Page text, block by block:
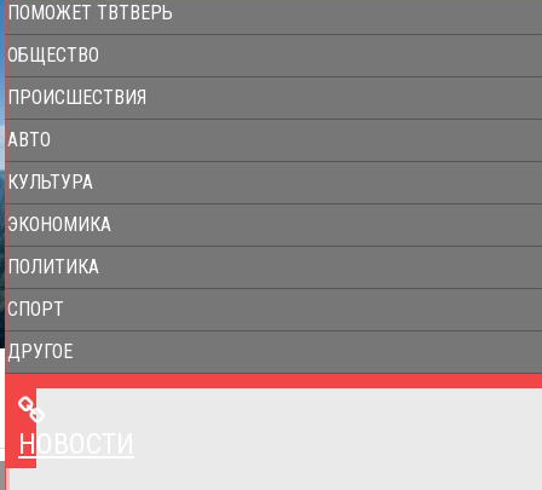
ПОМОЖЕТ ТВТВЕРЬ
ОБЩЕСТВО
ПРОИСШЕСТВИЯ
АВТО
КУЛЬТУРА
ЭКОНОМИКА
ПОЛИТИКА
СПОРТ
ДРУГОЕ
НОВОСТИ